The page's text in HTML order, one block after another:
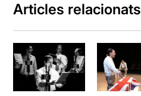
Articles relacionats